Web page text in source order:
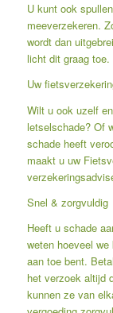
U kunt ook
meeverzekeren.
wordt dan
licht dit graag toe.
Uw
Wilt u ook uzelf
letselschade? Of
schade heeft
maakt u uw
Snel & zorgvuldig
Heeft u schade
weten hoeveel
aan toe bent.
het verzoek altijd
kunnen ze van